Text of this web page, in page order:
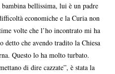
bellissima, lui è un padre
economiche e la Curia non
volte che l’ho incontrato mi ha
detto che avendo tradito la Chiesa
Questo lo ha molto turbato.
di dire cazzate”, è stata la